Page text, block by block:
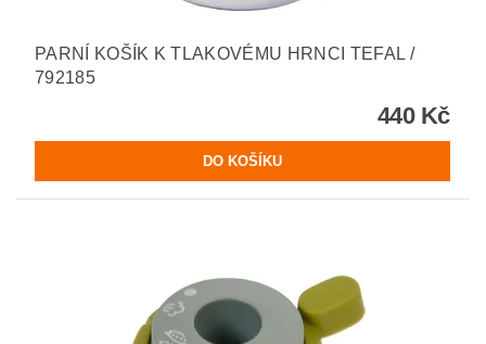
PARNÍ KOŠÍK K TLAKOVÉMU HRNCI TEFAL /
792185
440 Kč